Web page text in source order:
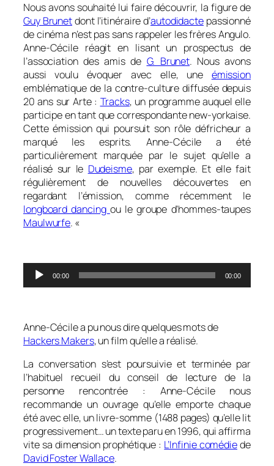
Nous avons souhaité lui faire découvrir, la figure de
Guy Brunetdont l’itinéraire d’autodidactepassionné
de cinéma n’est pas sans rappeler les frères Angulo.
Anne-Cécile réagit en lisant un prospectus de
l’association des amis de G. Brunet. Nous avons
aussi voulu évoquer avec elle, une émission
emblématique de la contre-culture diffusée depuis
20 ans sur Arte : Tracks, un programme auquel elle
participe en tant que correspondante new-yorkaise.
Cette émission qui poursuit son rôle défricheur a
marqué les esprits. Anne-Cécile a été
particulièrement marquée par le sujet qu’elle a
réalisé sur le Dudeisme, par exemple. Et elle fait
régulièrement de nouvelles découvertes en
regardant l’émission, comme récemment le
longboard dancing ou le groupe d’hommes-taupes
Maulwurfe. «
Lecteur
audio
00:00 00:00
Anne-Cécile a pu nous dire quelques mots de
Hackers Makers, un film qu’elle a réalisé.
La conversation s’est poursuivie et terminée par
l’habituel recueil du conseil de lecture de la
personne rencontrée : Anne-Cécile nous
recommande un ouvrage qu’elle emporte chaque
été avec elle, un livre-somme (1488 pages) qu’elle lit
progressivement… un texte paru en 1996, qui affirma
vite sa dimension prophétique : L’Infinie comédiede
David Foster Wallace.